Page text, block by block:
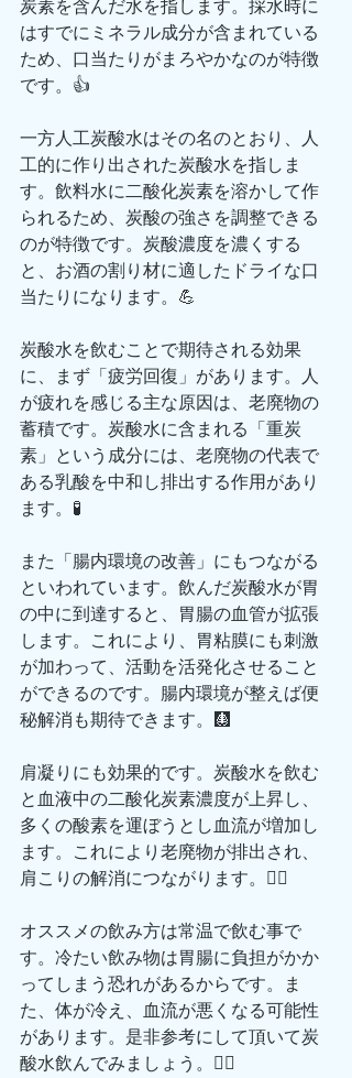
炭素を含んだ水を指します。採水時に
はすでにミネラル成分が含まれている
ため、口当たりがまろやかなのが特徴
です。👍
一方人工炭酸水はその名のとおり、人
工的に作り出された炭酸水を指しま
す。飲料水に二酸化炭素を溶かして作
られるため、炭酸の強さを調整できる
のが特徴です。炭酸濃度を濃くする
と、お酒の割り材に適したドライな口
当たりになります。💪
炭酸水を飲むことで期待される効果
に、まず「疲労回復」があります。人
が疲れを感じる主な原因は、老廃物の
蓄積です。炭酸水に含まれる「重炭
素」という成分には、老廃物の代表で
ある乳酸を中和し排出する作用があり
ます。🧪
また「腸内環境の改善」にもつながる
といわれています。飲んだ炭酸水が胃
の中に到達すると、胃腸の血管が拡張
します。これにより、胃粘膜にも刺激
が加わって、活動を活発化させること
ができるのです。腸内環境が整えば便
秘解消も期待できます。🩻
肩凝りにも効果的です。炭酸水を飲む
と血液中の二酸化炭素濃度が上昇し、
多くの酸素を運ぼうとし血流が増加し
ます。これにより老廃物が排出され、
肩こりの解消につながります。💆‍♂️
オススメの飲み方は常温で飲む事で
す。冷たい飲み物は胃腸に負担がかか
ってしまう恐れがあるからです。ま
た、体が冷え、血流が悪くなる可能性
があります。是非参考にして頂いて炭
酸水飲んでみましょう。🏋️‍♀️